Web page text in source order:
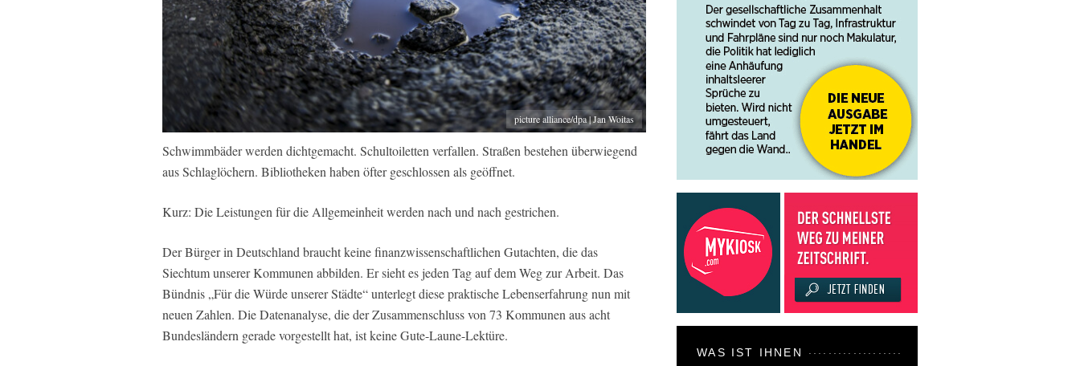
picture alliance/dpa | Jan Woitas
Schwimmbäder werden dichtgemacht. Schultoiletten verfallen. Straßen bestehen überwiegend
aus Schlaglöchern. Bibliotheken haben öfter geschlossen als geöffnet.
Kurz: Die Leistungen für die Allgemeinheit werden nach und nach gestrichen.
Der Bürger in Deutschland braucht keine finanzwissenschaftlichen Gutachten, die das
Siechtum unserer Kommunen abbilden. Er sieht es jeden Tag auf dem Weg zur Arbeit. Das
Bündnis „Für die Würde unserer Städte“ unterlegt diese praktische Lebenserfahrung nun mit
neuen Zahlen. Die Datenanalyse, die der Zusammenschluss von 73 Kommunen aus acht
Bundesländern gerade vorgestellt hat, ist keine Gute-Laune-Lektüre.
WAS IST IHNEN